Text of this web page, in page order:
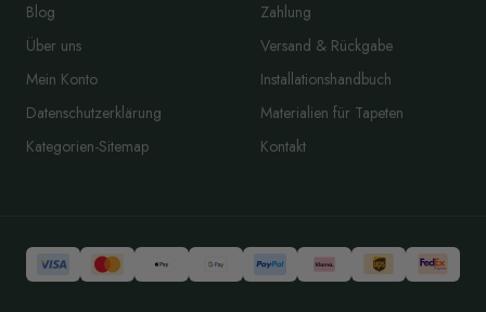
Blog
Über uns
Mein Konto
Datenschutzerklärung
Kategorien-Sitemap
Zahlung
Versand & Rückgabe
Installationshandbuch
Materialien für Tapeten
Kontakt